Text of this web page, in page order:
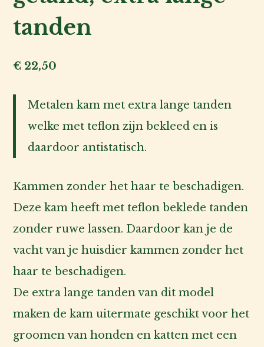
fokker
de
Over
ons
Account
inlog
tanden
€ 22,50
Metalen kam met extra lange tanden
welke met teflon zijn bekleed en is
daardoor antistatisch.
Kammen zonder het haar te beschadigen.
Deze kam heeft met teflon beklede tanden
zonder ruwe lassen. Daardoor kan je de
vacht van je huisdier kammen zonder het
haar te beschadigen.
De extra lange tanden van dit model
maken de kam uitermate geschikt voor het
groomen van honden en katten met een